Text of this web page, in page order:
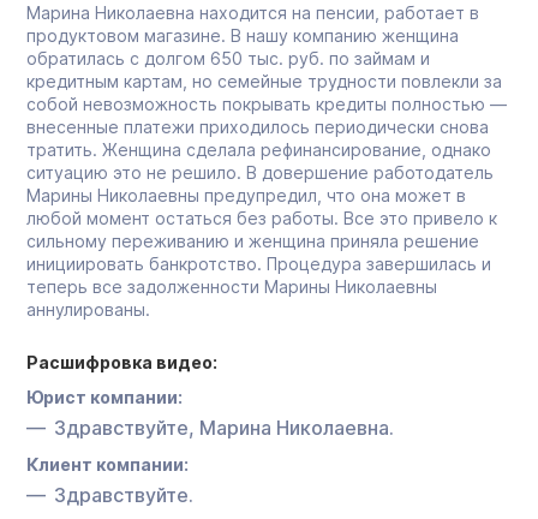
Марина Николаевна находится на пенсии, работает в
продуктовом магазине. В нашу компанию женщина
обратилась с долгом 650 тыс. руб. по займам и
кредитным картам, но семейные трудности повлекли за
собой невозможность покрывать кредиты полностью —
внесенные платежи приходилось периодически снова
тратить. Женщина сделала рефинансирование, однако
ситуацию это не решило. В довершение работодатель
Марины Николаевны предупредил, что она может в
любой момент остаться без работы. Все это привело к
сильному переживанию и женщина приняла решение
инициировать банкротство. Процедура завершилась и
теперь все задолженности Марины Николаевны
аннулированы.
Расшифровка видео:
Юрист компании:
Здравствуйте, Марина Николаевна.
Клиент компании:
Здравствуйте.